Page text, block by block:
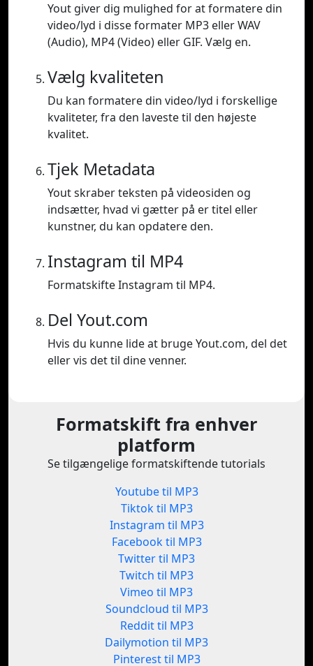
Yout giver dig mulighed for at formatere din
video/lyd i disse formater MP3 eller WAV
(Audio), MP4 (Video) eller GIF. Vælg en.
Vælg kvaliteten
Du kan formatere din video/lyd i forskellige
kvaliteter, fra den laveste til den højeste
kvalitet.
Tjek Metadata
Yout skraber teksten på videosiden og
indsætter, hvad vi gætter på er titel eller
kunstner, du kan opdatere den.
Instagram til MP4
Formatskifte Instagram til MP4.
Del Yout.com
Hvis du kunne lide at bruge Yout.com, del det
eller vis det til dine venner.
Formatskift fra enhver
platform
Se tilgængelige formatskiftende tutorials
Youtube til MP3
Tiktok til MP3
Instagram til MP3
Facebook til MP3
Twitter til MP3
Twitch til MP3
Vimeo til MP3
Soundcloud til MP3
Reddit til MP3
Dailymotion til MP3
Pinterest til MP3